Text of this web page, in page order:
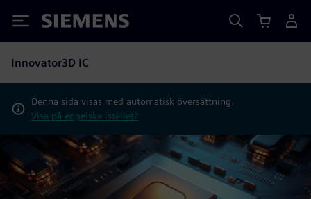
Siemens
Innovator3D IC
Denna sida visas med automatisk översättning.
Visa på engelska istället?